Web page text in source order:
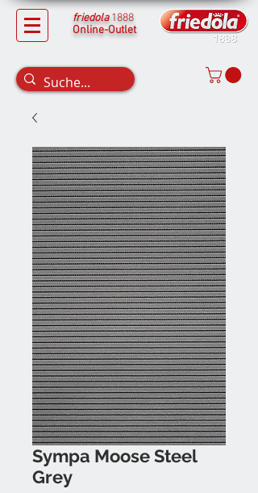
friedola 1888
Online-Outlet
Sympa Moose Steel
Grey